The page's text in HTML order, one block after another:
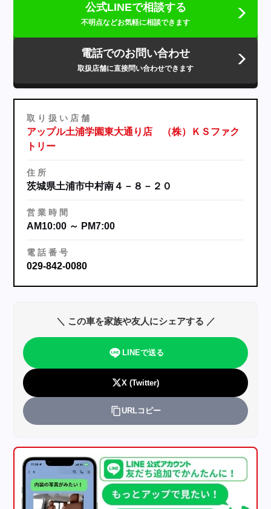
公式LINEで相談する
不明点などお気軽に相談できます
電話でのお問い合わせ
取扱店舗に直接問い合わせできます
取 り 扱 い 店 舗
アップル土浦学園東大通り店 （株）ＫＳファク
トリー
住 所
茨城県土浦市中村南４－８－２０
営 業 時 間
AM10:00 ～ PM7:00
電 話 番 号
029-842-0080
＼ この車を家族や友人にシェアする ／
LINEで送る
X (Twitter)
URLコピー